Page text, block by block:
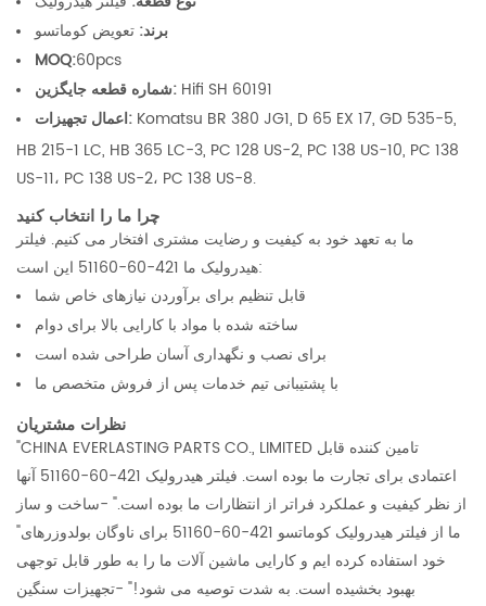
برند: تعویض کوماتسو
MOQ:60pcs
شماره قطعه جایگزین: Hifi SH 60191
اعمال تجهیزات: Komatsu BR 380 JG1, D 65 EX 17, GD 535-5,
HB 215-1 LC, HB 365 LC-3, PC 128 US-2, PC 138 US-10, PC 138
US-11، PC 138 US-2، PC 138 US-8.
چرا ما را انتخاب کنید
ما به تعهد خود به کیفیت و رضایت مشتری افتخار می کنیم. فیلتر
هیدرولیک ما 421-60-51160 این است:
قابل تنظیم برای برآوردن نیازهای خاص شما
ساخته شده با مواد با کارایی بالا برای دوام
برای نصب و نگهداری آسان طراحی شده است
با پشتیبانی تیم خدمات پس از فروش متخصص ما
نظرات مشتریان
"CHINA EVERLASTING PARTS CO., LIMITED تامین کننده قابل
اعتمادی برای تجارت ما بوده است. فیلتر هیدرولیک 421-60-51160 آنها
از نظر کیفیت و عملکرد فراتر از انتظارات ما بوده است." -ساخت و ساز
"ما از فیلتر هیدرولیک کوماتسو 421-60-51160 برای ناوگان بولدوزرهای
خود استفاده کرده ایم و کارایی ماشین آلات ما را به طور قابل توجهی
بهبود بخشیده است. به شدت توصیه می شود!" -تجهیزات سنگین